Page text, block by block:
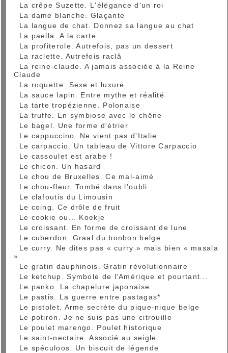
La crêpe Suzette. L'élégance d'un roi
La dame blanche. Glaçante
La langue de chat. Donnez sa langue au chat
La paella. A la carte
La profiterole. Autrefois, pas un dessert
La raclette. Autrefois raclâ
La reine-claude. A jamais associée à la Reine
Claude
La roquette. Sexe et luxure
La sauce lapin. Entre mythe et réalité
La tarte tropézienne. Polonaise
La truffe. En symbiose avec le chêne
Le bagel. Une forme d'étrier
Le cappuccino. Ne vient pas d'Italie
Le carpaccio. Un tableau de Vittore Carpaccio
Le cassoulet est arabe !
Le chicon. Un hasard
Le chou de Bruxelles. Ce mal-aimé
Le chou-fleur. Tombé dans l'oubli
Le clafoutis du Limousin
Le coing. Ce drôle de fruit
Le cookie ou... Koekje
Le croissant. En forme de croissant de lune
Le cuberdon. Graal du bonbon belge
Le curry. Ne dites pas « curry » mais bien « masala
»
Le gratin dauphinois. Gratin révolutionnaire
Le ketchup. Symbole de l'Amérique et pourtant...
Le panko. La chapelure japonaise
Le pastis. La guerre entre pastagas*
Le pistolet. Arme secrète du pique-nique belge
Le potiron. Je ne suis pas une citrouille
Le poulet marengo. Poulet historique
Le saint-nectaire. Associé au seigle
Le spéculoos. Un biscuit de légende